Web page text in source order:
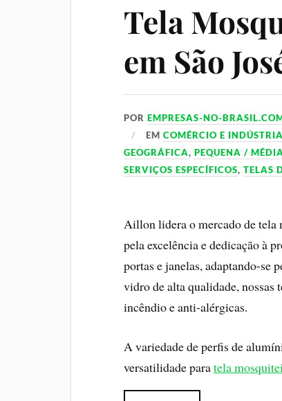
Tela
em São
POREMPRESAS-NO-
EMCOMÉRCIO E
GEOGRÁFICA,PEQUENA /
SERVIÇOS ESPECÍFICOS,TELAS
Aillon lidera o mercado de tela
pela excelência e dedicação à
portas e janelas, adaptando-se
vidro de alta qualidade, nossas
incêndio e anti-alérgicas.
A variedade de perfis de
versatilidade paratela